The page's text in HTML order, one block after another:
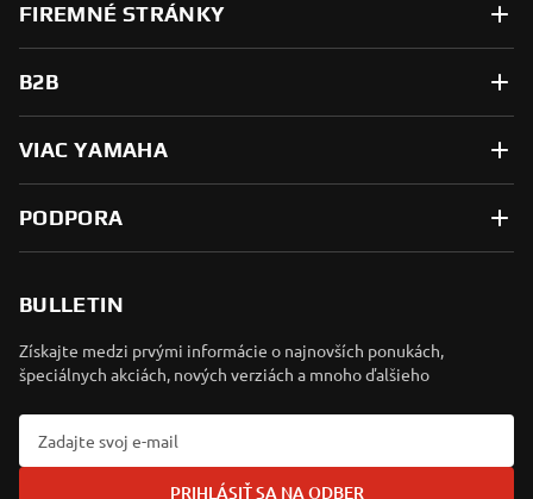
FIREMNÉ STRÁNKY
B2B
VIAC YAMAHA
PODPORA
BULLETIN
Získajte medzi prvými informácie o najnovších ponukách,
špeciálnych akciách, nových verziách a mnoho ďalšieho
PRIHLÁSIŤ SA NA ODBER